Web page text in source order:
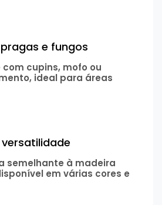
e fungos
com cupins, mofo ou
ideal para áreas
versatilidade
semelhante à madeira
em várias cores e